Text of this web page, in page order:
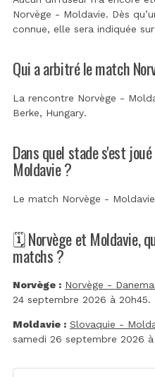
Norvège - Moldavie. Dès
connue, elle sera indiquée
Qui a arbitré le match
La rencontre Norvège -
Berke, Hungary.
Dans quel stade s'est
Moldavie ?
Le match Norvège -
🗓️ Norvège et Moldavie,
matchs ?
Norvège : Norvège -
24 septembre 2026 à 20h45.
Moldavie : Slovaquie -
samedi 26 septembre 2026 à